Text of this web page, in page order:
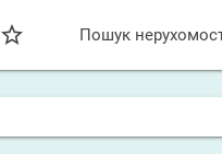
star_bordered Пошук